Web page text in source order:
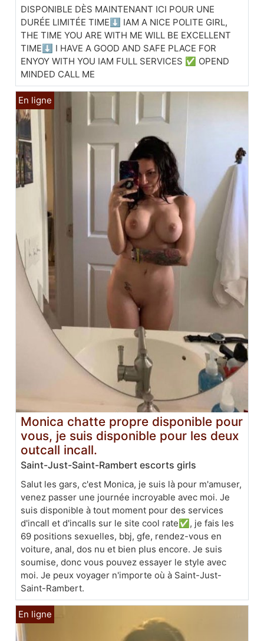
DISPONIBLE DÈS MAINTENANT ICI POUR UNE
DURÉE LIMITÉE TIME⬇️ IAM A NICE POLITE GIRL,
THE TIME YOU ARE WITH ME WILL BE EXCELLENT
TIME⬇ I HAVE A GOOD AND SAFE PLACE FOR
ENYOY WITH YOU IAM FULL SERVICES ✅ OPEND
MINDED CALL ME
Monica chatte propre disponible pour
vous, je suis disponible pour les deux
outcall incall.
Saint-Just-Saint-Rambert escorts girls
Salut les gars, c'est Monica, je suis là pour m'amuser,
venez passer une journée incroyable avec moi. Je
suis disponible à tout moment pour des services
d'incall et d'incalls sur le site cool rate✅, je fais les
69 positions sexuelles, bbj, gfe, rendez-vous en
voiture, anal, dos nu et bien plus encore. Je suis
soumise, donc vous pouvez essayer le style avec
moi. Je peux voyager n'importe où à Saint-Just-
Saint-Rambert.